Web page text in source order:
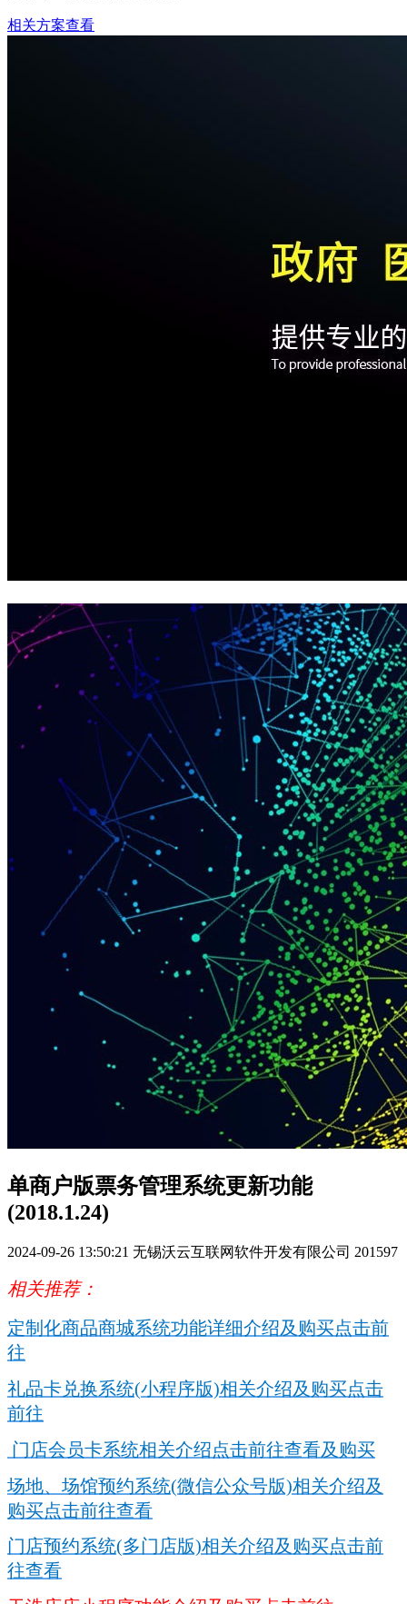
相关方案查看
单商户版票务管理系统更新功能
(2018.1.24)
2024-09-26 13:50:21 无锡沃云互联网软件开发有限公司 201597
相关推荐：
定制化商品商城系统功能详细介绍及购买点击前
往
礼品卡兑换系统(小程序版)相关介绍及购买点击
前往
门店会员卡系统相关介绍点击前往查看及购买
场地、场馆预约系统(微信公众号版)相关介绍及
购买点击前往查看
门店预约系统(多门店版)相关介绍及购买点击前
往查看